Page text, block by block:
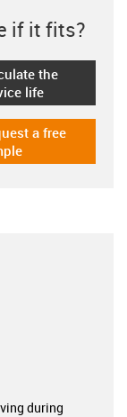
if it fits?
lebensdauerrechner
the
life
gratismuster
a free
during